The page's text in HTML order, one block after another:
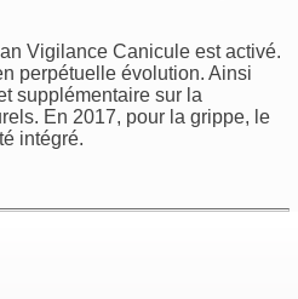
Vigilance Canicule est activé.
perpétuelle évolution. Ainsi
supplémentaire sur la
En 2017, pour la grippe, le
intégré.